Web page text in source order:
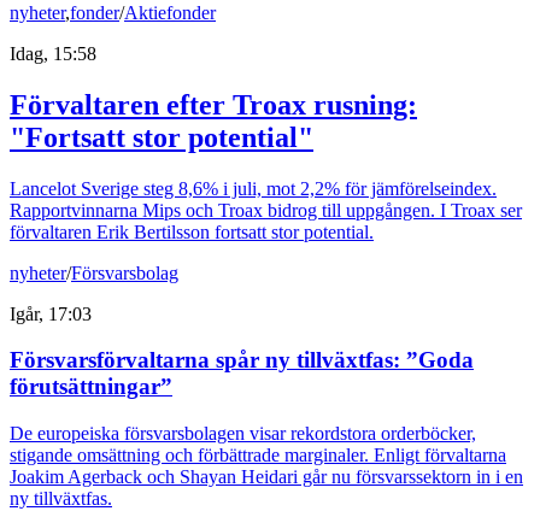
nyheter,fonder/Aktiefonder
Idag, 15:58
Förvaltaren efter Troax rusning:
"Fortsatt stor potential"
Lancelot Sverige steg 8,6% i juli, mot 2,2% för jämförelseindex.
Rapportvinnarna Mips och Troax bidrog till uppgången. I Troax ser
förvaltaren Erik Bertilsson fortsatt stor potential.
nyheter/Försvarsbolag
Igår, 17:03
Försvarsförvaltarna spår ny tillväxtfas: ”Goda
förutsättningar”
De europeiska försvarsbolagen visar rekordstora orderböcker,
stigande omsättning och förbättrade marginaler. Enligt förvaltarna
Joakim Agerback och Shayan Heidari går nu försvarssektorn in i en
ny tillväxtfas.